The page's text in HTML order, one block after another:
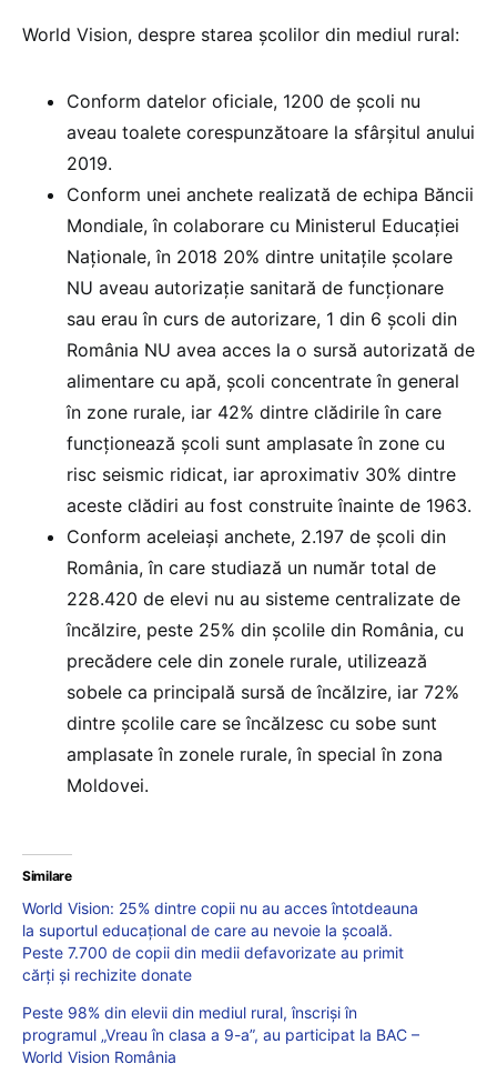
World Vision, despre starea şcolilor din mediul rural:
Conform datelor oficiale, 1200 de şcoli nu
aveau toalete corespunzătoare la sfârşitul anului
2019.
Conform unei anchete realizată de echipa Băncii
Mondiale, în colaborare cu Ministerul Educației
Naționale, în 2018 20% dintre unitațile școlare
NU aveau autorizație sanitară de funcționare
sau erau în curs de autorizare, 1 din 6 școli din
România NU avea acces la o sursă autorizată de
alimentare cu apă, școli concentrate în general
în zone rurale, iar 42% dintre clădirile în care
funcționează școli sunt amplasate în zone cu
risc seismic ridicat, iar aproximativ 30% dintre
aceste clădiri au fost construite înainte de 1963.
Conform aceleiaşi anchete, 2.197 de școli din
România, în care studiază un număr total de
228.420 de elevi nu au sisteme centralizate de
încălzire, peste 25% din școlile din România, cu
precădere cele din zonele rurale, utilizează
sobele ca principală sursă de încălzire, iar 72%
dintre școlile care se încălzesc cu sobe sunt
amplasate în zonele rurale, în special în zona
Moldovei.
Similare
World Vision: 25% dintre copii nu au acces întotdeauna
la suportul educațional de care au nevoie la școală.
Peste 7.700 de copii din medii defavorizate au primit
cărți și rechizite donate
Peste 98% din elevii din mediul rural, înscriși în
programul „Vreau în clasa a 9-a”, au participat la BAC –
World Vision România